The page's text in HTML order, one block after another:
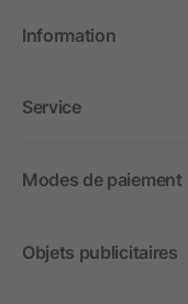
Information
Service
Modes de paiement
Objets publicitaires